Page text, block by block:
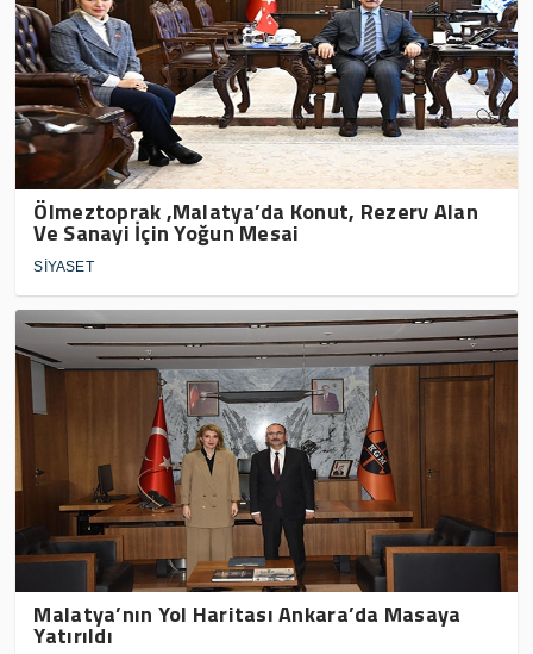
Ölmeztoprak ,Malatya’da Konut, Rezerv Alan
Ve Sanayi İçin Yoğun Mesai
SİYASET
Malatya’nın Yol Haritası Ankara’da Masaya
Yatırıldı